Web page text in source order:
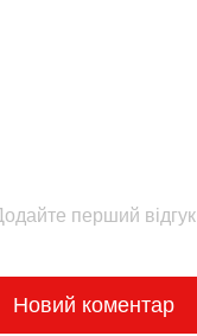
перший відгук
Новий коментар